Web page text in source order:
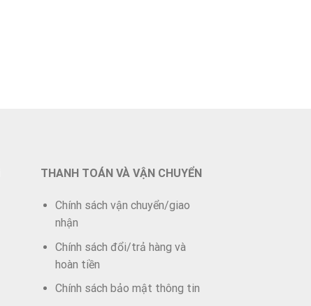
THANH TOÁN VÀ VẬN CHUYỂN
Chính sách vận chuyển/giao
nhận
Chính sách đổi/trả hàng và
hoàn tiền
Chính sách bảo mật thông tin